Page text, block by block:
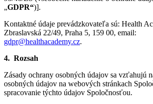
„GDPR“)].
Kontaktné údaje prevádzkovateľa sú: Health
Zbraslavská 22/49, Praha 5, 159 00, email:
gdpr@healthacademy.cz.
4. Rozsah
Zásady ochrany osobných údajov sa vzťahujú
osobných údajov na webových stránkach
spracovanie týchto údajov Spoločnosťou.